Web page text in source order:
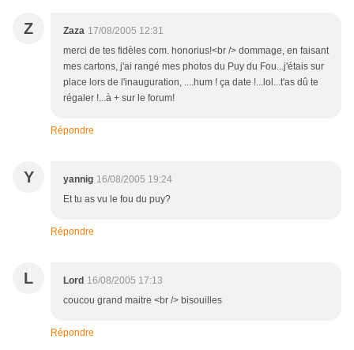
Z Zaza 17/08/2005 12:31
merci de tes fidèles com. honorius!<br /> dommage, en faisant
mes cartons, j'ai rangé mes photos du Puy du Fou...j'étais sur
place lors de l'inauguration, ....hum ! ça date !...lol...t'as dû te
régaler !...à + sur le forum!
Répondre
Y yannig 16/08/2005 19:24
Et tu as vu le fou du puy?
Répondre
L Lord 16/08/2005 17:13
coucou grand maitre <br /> bisouilles
Répondre